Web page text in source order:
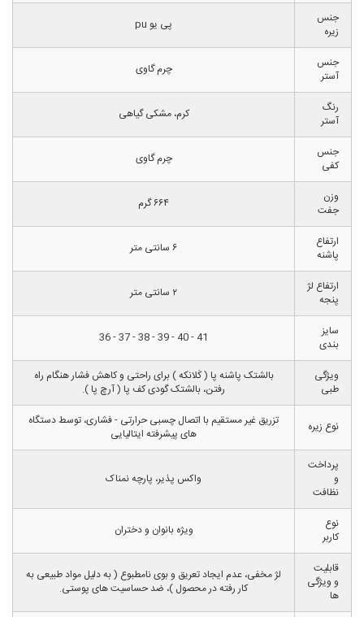
جنس
زیره
پی یو pu
جنس
آستر
چرم گاوی
رنگ
آستر
کرم، مشکی گیاهی
جنس
کفی
چرم گاوی
وزن
جفت
۶۶۴ گرم
ارتفاع
پاشنه
۶ سانتی متر
ارتفاع لژ
پنجه
۲ سانتی متر
سایز
بندی
41 - 40 - 39 - 38 - 37 - 36
ویژگی
طبی
بالشتک پاشنه پا ( کَلانکه ) برای راحتی و کاهش فشار هنگام راه
رفتن، بالشتک گودی کف پا ( آرچ پا ).
نوع زیره
تزریق غیر مستقیم با اتصال چسبی حرارتی - فشاری، توسط دستگاه
های پیشرفته ایتالیایی
پرداخت
و
نظافت
واکس پذیر، پارچه نمناک
نوع
کاربر
ویژه بانوان و دختران
قابلیت
و ویژگی
ها
لژ مخفی، عدم ایجاد تعریق و بوی نامطبوع ( به دلیل مواد طبیعی به
کار رفته در محصول )، ضد حساسیت های پوستی.